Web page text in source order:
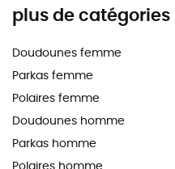
plus de catégories
Doudounes femme
Parkas femme
Polaires femme
Doudounes homme
Parkas homme
Polaires homme